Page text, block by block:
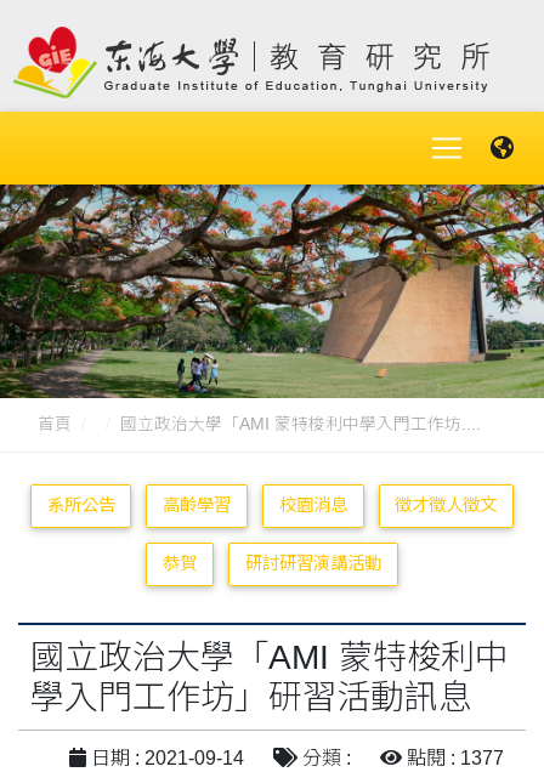
首頁 國立政治大學「AMI 蒙特梭利中學入門工作坊....
系所公告 高齡學習 校園消息 徵才徵人徵文
恭賀 研討研習演講活動
國立政治大學「AMI 蒙特梭利中
學入門工作坊」研習活動訊息
日期 : 2021-09-14 分類 : 點閱 : 1377